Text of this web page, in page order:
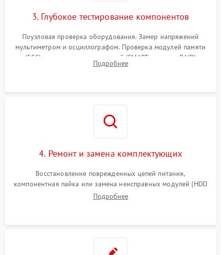
3. Глубокое тестирование компонентов
Поузловая проверка оборудования. Замер напряжений
мультиметром и осциллографом. Проверка модулей памяти
(ECC) и состояния накопителей (SMART, массивы RAID)
специализированными диагностическими утилитами.
Подробнее
4. Ремонт и замена комплектующих
Восстановление поврежденных цепей питания,
компонентная пайка или замена неисправных модулей (HDD
Подробнее